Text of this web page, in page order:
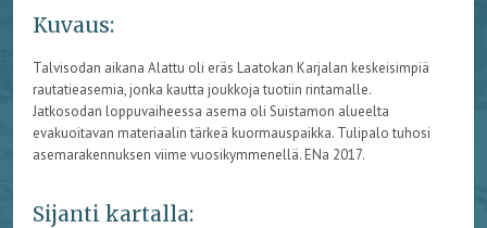
Kuvaus:
Talvisodan aikana Alattu oli eräs Laatokan Karjalan keskeisimpiä
rautatieasemia, jonka kautta joukkoja tuotiin rintamalle.
Jatkosodan loppuvaiheessa asema oli Suistamon alueelta
evakuoitavan materiaalin tärkeä kuormauspaikka. Tulipalo tuhosi
asemarakennuksen viime vuosikymmenellä. ENa 2017.
Sijanti kartalla: